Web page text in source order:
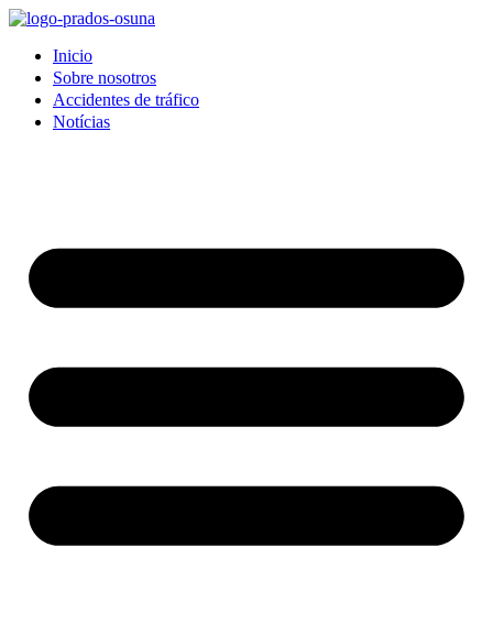
Inicio
Sobre nosotros
Accidentes de tráfico
Notícias